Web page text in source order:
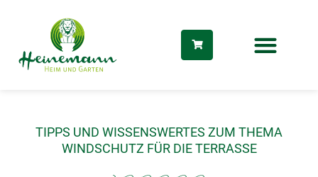
TIPPS UND WISSENSWERTES ZUM THEMA
WINDSCHUTZ FÜR DIE TERRASSE